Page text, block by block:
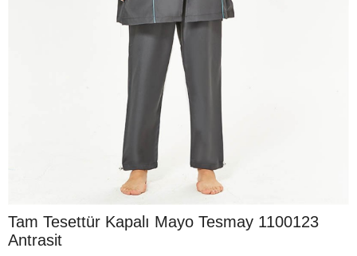
Tam Tesettür Kapalı Mayo Tesmay 1100123
Antrasit